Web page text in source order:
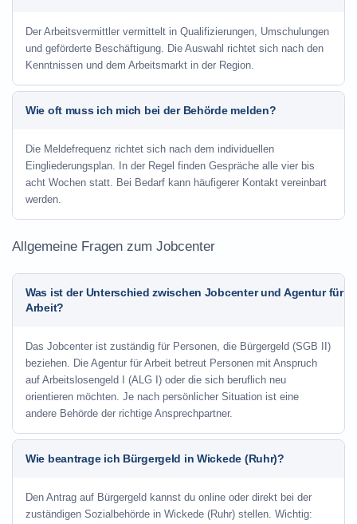
Der Arbeitsvermittler vermittelt in Qualifizierungen, Umschulungen
und geförderte Beschäftigung. Die Auswahl richtet sich nach den
Kenntnissen und dem Arbeitsmarkt in der Region.
Wie oft muss ich mich bei der Behörde melden?
Die Meldefrequenz richtet sich nach dem individuellen
Eingliederungsplan. In der Regel finden Gespräche alle vier bis
acht Wochen statt. Bei Bedarf kann häufigerer Kontakt vereinbart
werden.
Allgemeine Fragen zum Jobcenter
Was ist der Unterschied zwischen Jobcenter und Agentur für
Arbeit?
Das Jobcenter ist zuständig für Personen, die Bürgergeld (SGB II)
beziehen. Die Agentur für Arbeit betreut Personen mit Anspruch
auf Arbeitslosengeld I (ALG I) oder die sich beruflich neu
orientieren möchten. Je nach persönlicher Situation ist eine
andere Behörde der richtige Ansprechpartner.
Wie beantrage ich Bürgergeld in Wickede (Ruhr)?
Den Antrag auf Bürgergeld kannst du online oder direkt bei der
zuständigen Sozialbehörde in Wickede (Ruhr) stellen. Wichtig: